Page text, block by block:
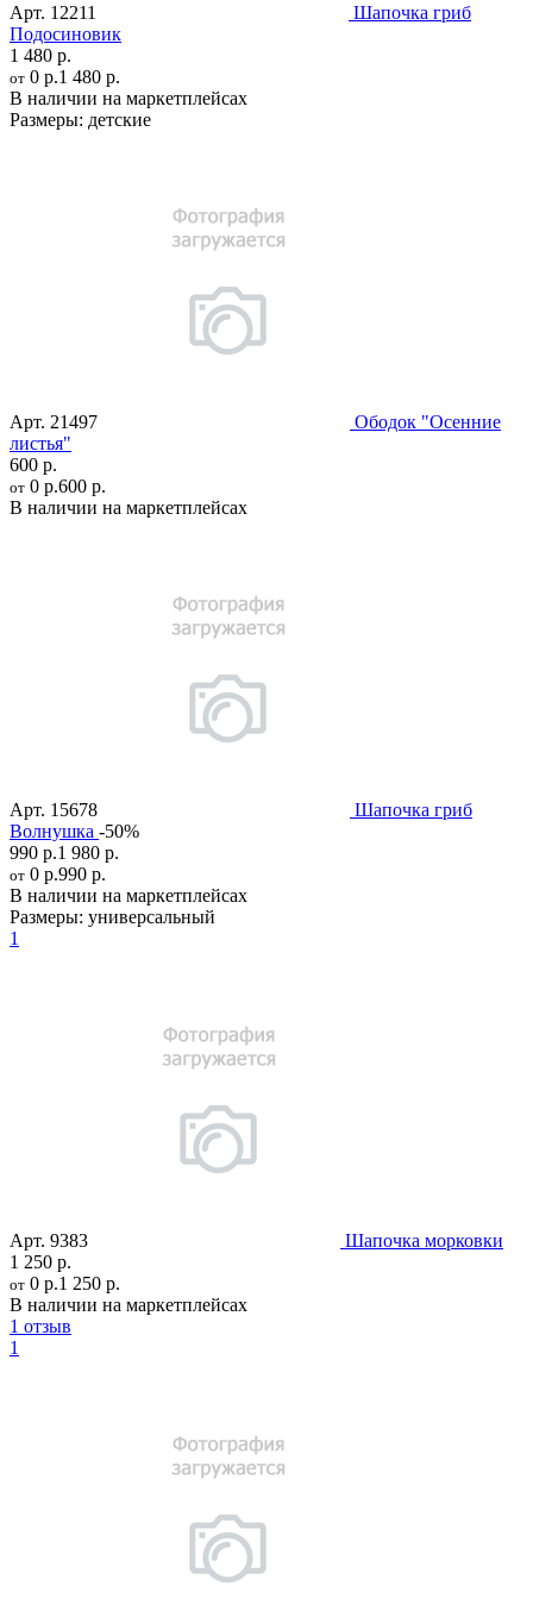
Арт. 12211
Шапочка гриб
Подосиновик
1 480 р.
от 0 р.1 480 р.
В наличии на маркетплейсах
Размеры: детские
Арт. 21497
Ободок "Осенние
листья"
600 р.
от 0 р.600 р.
В наличии на маркетплейсах
Арт. 15678
Шапочка гриб
Волнушка -50%
990 р.1 980 р.
от 0 р.990 р.
В наличии на маркетплейсах
Размеры: универсальный
1
Арт. 9383
Шапочка морковки
1 250 р.
от 0 р.1 250 р.
В наличии на маркетплейсах
1 отзыв
1